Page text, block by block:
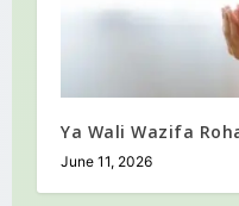
Ya Wali Wazifa
June 11, 2026